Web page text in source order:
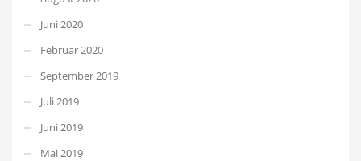
Juni 2020
Februar 2020
September 2019
Juli 2019
Juni 2019
Mai 2019